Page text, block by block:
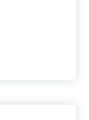
Jakarta 2026: